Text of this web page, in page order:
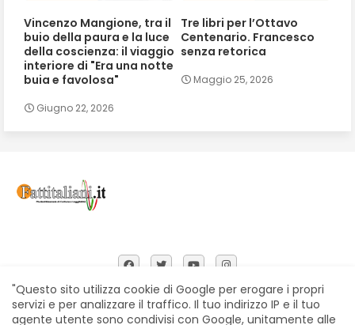
Vincenzo Mangione, tra il
buio della paura e la luce
della coscienza: il viaggio
interiore di "Era una notte
buia e favolosa"
Giugno 22, 2026
Tre libri per l’Ottavo
Centenario. Francesco
senza retorica
Maggio 25, 2026
"Questo sito utilizza cookie di Google per erogare i propri
servizi e per analizzare il traffico. Il tuo indirizzo IP e il tuo
agente utente sono condivisi con Google, unitamente alle